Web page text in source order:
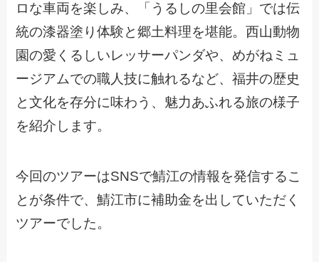
ロな車両を楽しみ、「うるしの里会館」では伝
統の漆器塗り体験と郷土料理を堪能。西山動物
園の愛くるしいレッサーパンダや、めがねミュ
ージアムでの職人技に触れるなど、福井の歴史
と文化を存分に味わう、魅力あふれる旅の様子
を紹介します。
今回のツアーはSNSで鯖江の情報を発信するこ
とが条件で、鯖江市に補助金を出していただく
ツアーでした。